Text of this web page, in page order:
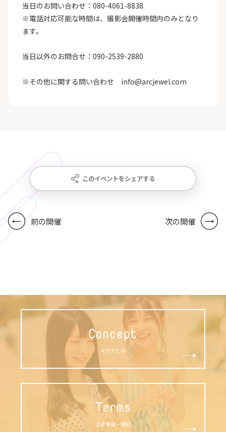
当日のお問い合わせ：080-4061-8838
※電話対応可能な時間は、撮影会開催時間内のみとなり
ます。
当日以外のお問合せ：090-2539-2880
※その他に関する問い合わせ info@arcjewel.com
このイベントをシェアする
前の開催 次の開催
Concept
キカクとは
Terms
注意事項・規約